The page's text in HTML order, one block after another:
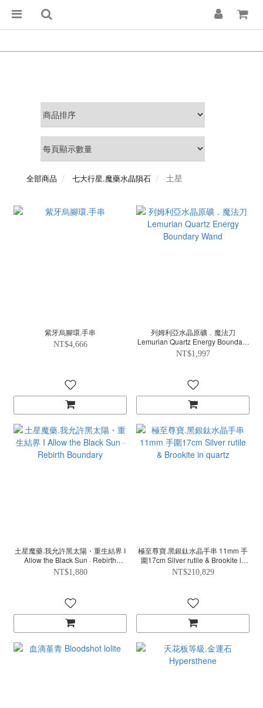
全部商品 七大行星.魔藥水晶隕石 土星
紫牙烏腳環.手串
NT$4,666
列姆利亞水晶原礦．魔法刀
Lemurian Quartz Energy Boundary
Wand
NT$1,997
土星魔藥.我允許黑太陽・重生結界 I
Allow the Black Sun · Rebirth
Boundary
NT$1,880
極至尊寶.黑銀鈦水晶手串 11mm 手
圍17cm Silver rutile & Brookite in
quartz
NT$210,829